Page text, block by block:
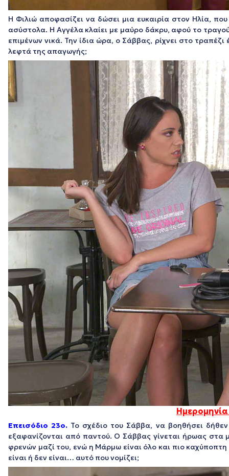
Η Φιλιώ αποφασίζει να δώσει μια ευκαιρία στον Ηλία,
ασύστολα. Η Αγγέλα κλαίει με μαύρο δάκρυ, αφού το
επιμένων νικά. Την ίδια ώρα, ο Σάββας, ρίχνει στο
λεφτά της απαγωγής;
Επεισόδιο 23ο. Το σχέδιο του Σάββα, να βοηθήσει
εξαφανίζονται από παντού. Ο Σάββας γίνεται ήρωας στα
φρενών μαζί του, ενώ η Μάρμω είναι όλο και πιο
είναι ή δεν είναι… αυτό που νομίζει;